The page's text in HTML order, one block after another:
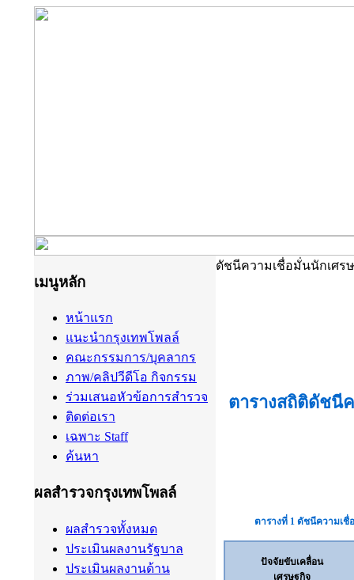
เมนูหลัก
หน้าแรก
แนะนำกรุงเทพโพลล์
คณะกรรมการ/บุคลากร
ภาพ/คลิปวีดีโอ กิจกรรม
ร่วมเสนอหัวข้อการสำรวจ
ติดต่อเรา
เฉพาะ Staff
ค้นหา
ผลสำรวจกรุงเทพโพลล์
ผลสำรวจทั้งหมด
ประเมินผลงานรัฐบาล
ประเมินผลงานด้าน
ดัชนีความเชื่อมั่นนักเศร